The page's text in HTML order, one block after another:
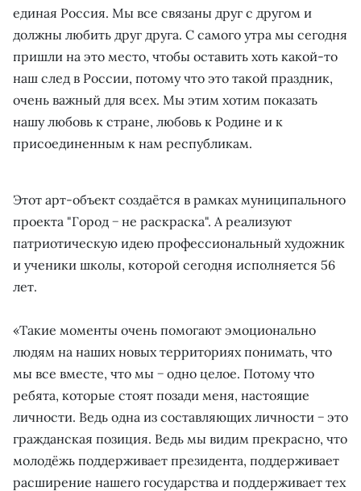
единая Россия. Мы все связаны друг с другом и
должны любить друг друга. С самого утра мы сегодня
пришли на это место, чтобы оставить хоть какой-то
наш след в России, потому что это такой праздник,
очень важный для всех. Мы этим хотим показать
нашу любовь к стране, любовь к Родине и к
присоединенным к нам республикам.
Этот арт-объект создаётся в рамках муниципального
проекта "Город − не раскраска". А реализуют
патриотическую идею профессиональный художник
и ученики школы, которой сегодня исполняется 56
лет.
«Такие моменты очень помогают эмоционально
людям на наших новых территориях понимать, что
мы все вместе, что мы − одно целое. Потому что
ребята, которые стоят позади меня, настоящие
личности. Ведь одна из составляющих личности − это
гражданская позиция. Ведь мы видим прекрасно, что
молодёжь поддерживает президента, поддерживает
расширение нашего государства и поддерживает тех